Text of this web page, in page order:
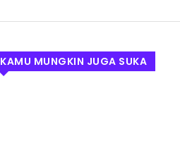
KAMU MUNGKIN JUGA SUKA